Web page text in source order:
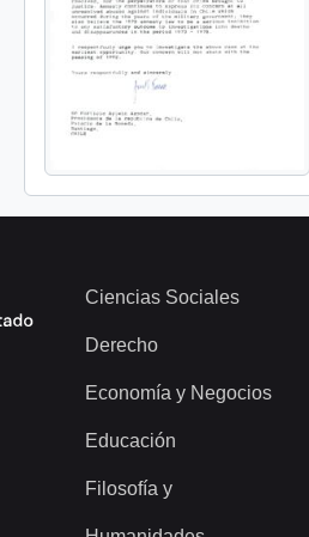
Ciencias Sociales
Derecho
Economía y Negocios
Educación
Filosofía y